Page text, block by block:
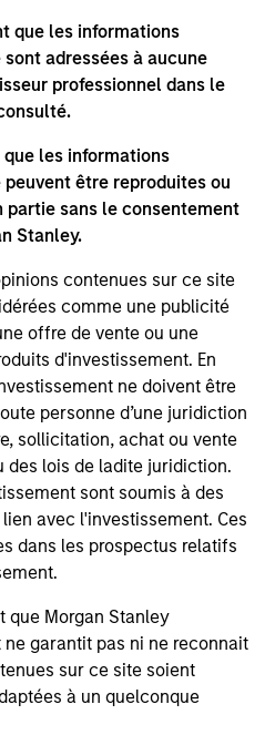
que les informations
adressées à aucune
professionnel dans le
les informations
être reproduites ou
partie sans le consentement
Stanley.
contenues sur ce site
comme une publicité
offre de vente ou une
d'investissement. En
ne doivent être
personne d’une juridiction
sollicitation, achat ou vente
des lois de ladite juridiction.
sont soumis à des
avec l'investissement. Ces
dans les prospectus relatifs
que Morgan Stanley
garantit pas ni ne reconnait
sur ce site soient
à un quelconque
manager at
(GSAM) for 15
apparel/luxury goods,
cosmetics. Samantha
INSEAD. She is a CFA
A New
and Active
highlights a
market: the traditional